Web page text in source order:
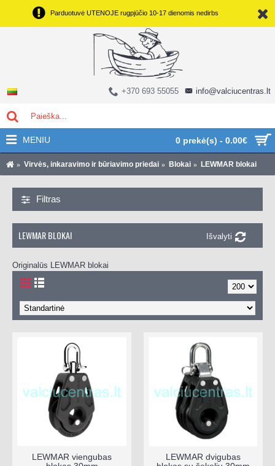
Parduotuvė UTENOJE rugpjūčio 10-17 dienomis nedirbs
0 prekė(s) - 0.00€
+370 693 55055 info@valciucentras.lt
MENIU
Virvės, inkaravimo ir būriavimo priedai Blokai LEWMAR blokai
Filtras
Išvalyti
LEWMAR BLOKAI
Originalūs LEWMAR blokai
LEWMAR viengubas
LEWMAR dvigubas